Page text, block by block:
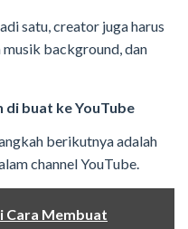
satu, creator juga harus
background, dan
di buat ke YouTube
berikutnya adalah
channel YouTube.
Cara Membuat